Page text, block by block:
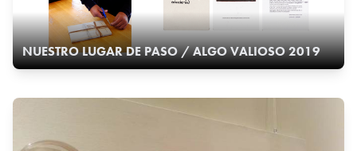
NUESTRO LUGAR DE PASO / ALGO VALIOSO 2019